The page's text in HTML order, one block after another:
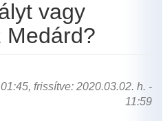
vagy
Medárd?
frissítve: 2020.03.02. h. -
11:59